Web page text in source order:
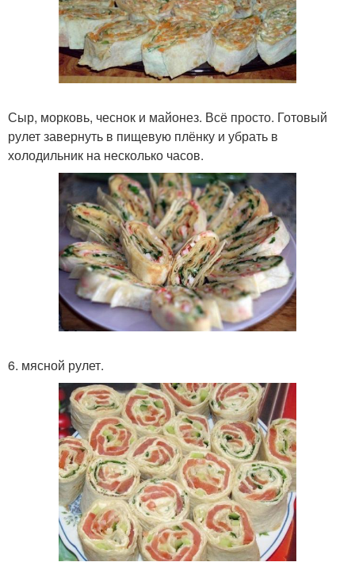
Сыр, морковь, чеснок и майонез. Всё просто. Готовый
рулет завернуть в пищевую плёнку и убрать в
холодильник на несколько часов.
6. мясной рулет.